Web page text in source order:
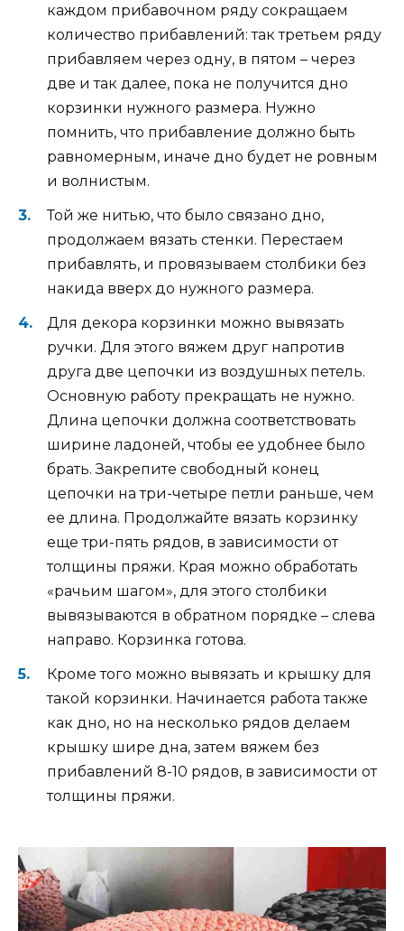
каждом прибавочном ряду сокращаем
количество прибавлений: так третьем ряду
прибавляем через одну, в пятом – через
две и так далее, пока не получится дно
корзинки нужного размера. Нужно
помнить, что прибавление должно быть
равномерным, иначе дно будет не ровным
и волнистым.
Той же нитью, что было связано дно,
продолжаем вязать стенки. Перестаем
прибавлять, и провязываем столбики без
накида вверх до нужного размера.
Для декора корзинки можно вывязать
ручки. Для этого вяжем друг напротив
друга две цепочки из воздушных петель.
Основную работу прекращать не нужно.
Длина цепочки должна соответствовать
ширине ладоней, чтобы ее удобнее было
брать. Закрепите свободный конец
цепочки на три-четыре петли раньше, чем
ее длина. Продолжайте вязать корзинку
еще три-пять рядов, в зависимости от
толщины пряжи. Края можно обработать
«рачьим шагом», для этого столбики
вывязываются в обратном порядке – слева
направо. Корзинка готова.
Кроме того можно вывязать и крышку для
такой корзинки. Начинается работа также
как дно, но на несколько рядов делаем
крышку шире дна, затем вяжем без
прибавлений 8-10 рядов, в зависимости от
толщины пряжи.